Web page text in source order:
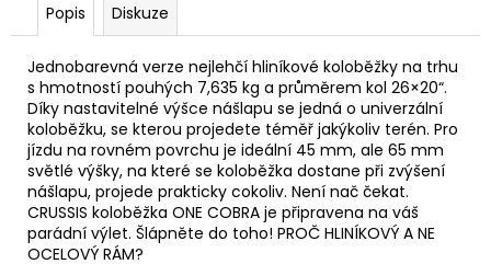
Popis Diskuze
Jednobarevná verze nejlehčí hliníkové koloběžky na trhu
s hmotností pouhých 7,635 kg a průměrem kol 26×20“.
Díky nastavitelné výšce nášlapu se jedná o univerzální
koloběžku, se kterou projedete téměř jakýkoliv terén. Pro
jízdu na rovném povrchu je ideální 45 mm, ale 65 mm
světlé výšky, na které se koloběžka dostane při zvýšení
nášlapu, projede prakticky cokoliv. Není nač čekat.
CRUSSIS koloběžka ONE COBRA je připravena na váš
parádní výlet. Šlápněte do toho! PROČ HLINÍKOVÝ A NE
OCELOVÝ RÁM?